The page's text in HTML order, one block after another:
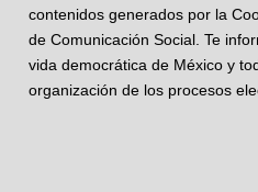
contenidos generados por la
de Comunicación Social. Te
vida democrática de México y
organización de los procesos